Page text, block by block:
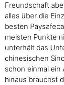
Freundschaft
alles über die
besten
meisten Punkte
unterhält das
chinesischen
schon einmal ein
hinaus brauchst